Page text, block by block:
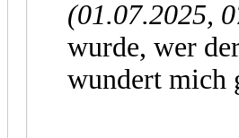
(01.07.2025,
wurde, wer
wundert mich